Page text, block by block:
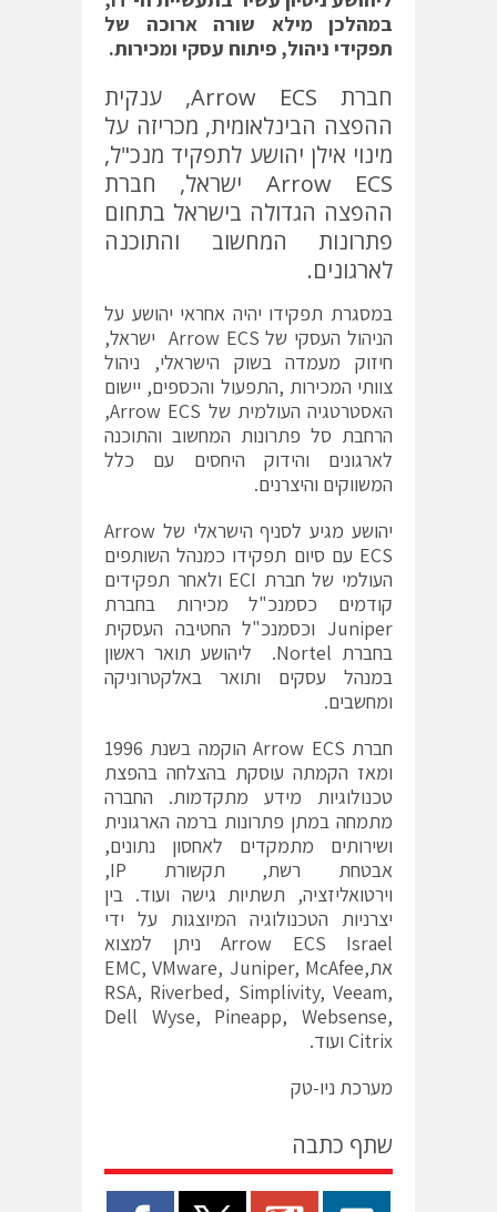
במהלכן מילא שורה ארוכה של
תפקידי ניהול, פיתוח עסקי ומכירות.
חברת Arrow ECS, ענקית
ההפצה הבינלאומית, מכריזה על
מינוי אילן יהושע לתפקיד מנכ"ל,
Arrow ECS ישראל, חברת
ההפצה הגדולה בישראל בתחום
פתרונות המחשוב והתוכנה
לארגונים.
במסגרת תפקידו יהיה אחראי יהושע על
הניהול העסקי של Arrow ECS ישראל,
חיזוק מעמדה בשוק הישראלי, ניהול
צוותי המכירות ,התפעול והכספים, יישום
האסטרטגיה העולמית של Arrow ECS,
הרחבת סל פתרונות המחשוב והתוכנה
לארגונים והידוק היחסים עם כלל
המשווקים והיצרנים.
יהושע מגיע לסניף הישראלי של Arrow
ECS עם סיום תפקידו כמנהל השותפים
העולמי של חברת ECI ולאחר תפקידים
קודמים כסמנכ"ל מכירות בחברת
Juniper וכסמנכ"ל החטיבה העסקית
בחברת Nortel. ליהושע תואר ראשון
במנהל עסקים ותואר באלקטרוניקה
ומחשבים.
חברת Arrow ECS הוקמה בשנת 1996
ומאז הקמתה עוסקת בהצלחה בהפצת
טכנולוגיות מידע מתקדמות. החברה
מתמחה במתן פתרונות ברמה הארגונית
ושירותים מתמקדים לאחסון נתונים,
אבטחת רשת, תקשורת IP,
וירטואליזציה, תשתיות גישה ועוד. בין
יצרניות הטכנולוגיה המיוצגות על ידי
Arrow ECS Israel ניתן למצוא
אתEMC, VMware, Juniper, McAfee,
RSA, Riverbed, Simplivity, Veeam,
Dell Wyse, Pineapp, Websense,
Citrix ועוד.
מערכת ניו-טק
שתף כתבה